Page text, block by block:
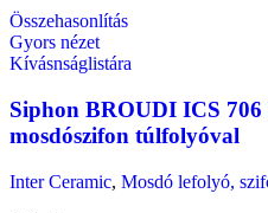
Összehasonlítás
Gyors nézet
Kívásnságlistára
Siphon BROUDI ICS
mosdószifon túlfolyóval
Inter Ceramic, Mosdó lefolyó,